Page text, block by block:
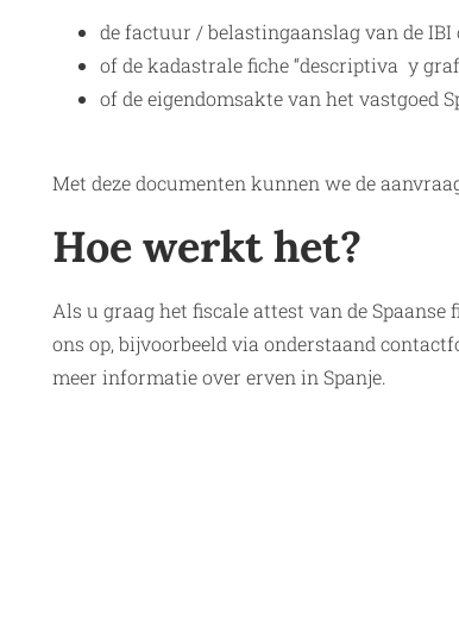
de factuur / belastingaanslag van de
of de kadastrale fiche “descriptiva y
of de eigendomsakte van het vastgoed
Met deze documenten kunnen we de
Hoe werkt het?
Als u graag het fiscale attest van de
ons op, bijvoorbeeld via onderstaand
meer informatie over erven in Spanje.